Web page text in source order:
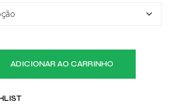
ADICIONAR AO CARRINHO